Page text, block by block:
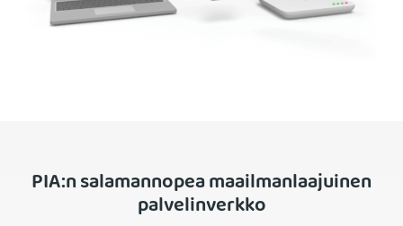
PIA:n salamannopea maailmanlaajuinen
palvelinverkko